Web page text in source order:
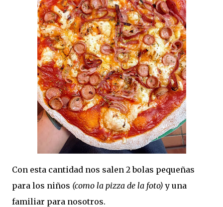
Con esta cantidad nos salen 2 bolas pequeñas
para los niños (como la pizza de la foto) y una
familiar para nosotros.